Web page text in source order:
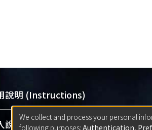
說明 (Instructions)
站簡介(Quickstart Guide)
說明 (Sign-in)
We collect and process your personal
following purposes: Authentication,